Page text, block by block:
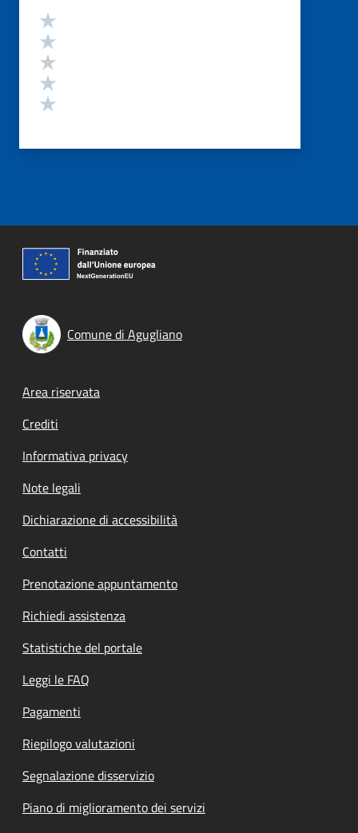
Valutazione
Comune di Agugliano
Footer menu
Area riservata
Crediti
Informativa privacy
Note legali
Dichiarazione di accessibilità
Contatti
Prenotazione appuntamento
Richiedi assistenza
Statistiche del portale
Leggi le FAQ
Pagamenti
Riepilogo valutazioni
Segnalazione disservizio
Piano di miglioramento dei servizi